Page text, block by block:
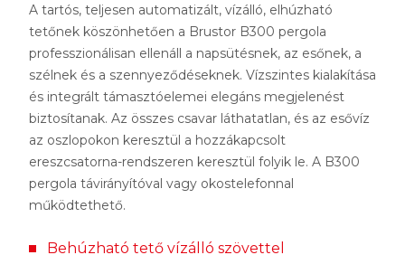
A tartós, teljesen automatizált, vízálló, elhúzható
tetőnek köszönhetően a Brustor B300 pergola
professzionálisan ellenáll a napsütésnek, az esőnek, a
szélnek és a szennyeződéseknek. Vízszintes kialakítása
és integrált támasztóelemei elegáns megjelenést
biztosítanak. Az összes csavar láthatatlan, és az esővíz
az oszlopokon keresztül a hozzákapcsolt
ereszcsatorna-rendszeren keresztül folyik le. A B300
pergola távirányítóval vagy okostelefonnal
működtethető.
Behúzható tető vízálló szövettel